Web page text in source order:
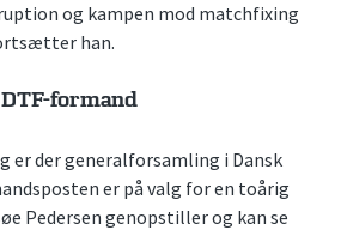
og kampen mod matchfixing
han.
formand
er der generalforsamling i Dansk
er på valg for en toårig
Pedersen genopstiller og kan se